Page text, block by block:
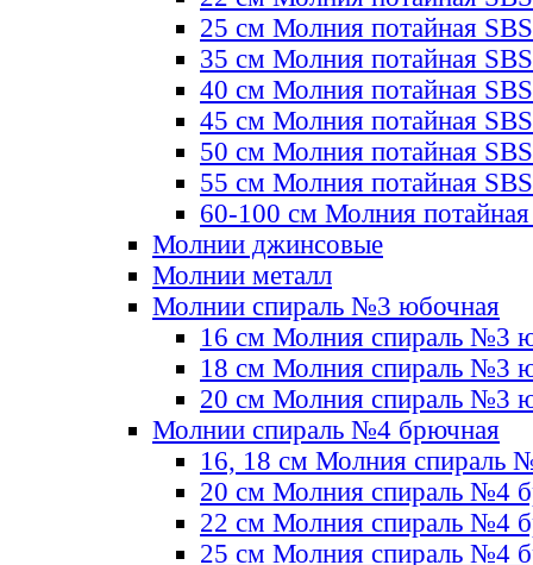
25 см Молния потайная SBS
35 см Молния потайная SBS
40 см Молния потайная SBS
45 см Молния потайная SBS
50 см Молния потайная SBS
55 см Молния потайная SBS
60-100 см Молния
Молнии джинсовые
Молнии металл
Молнии спираль №3 юбочная
16 см Молния спираль №3
18 см Молния спираль №3
20 см Молния спираль №3
Молнии спираль №4 брючная
16, 18 см Молния спираль
20 см Молния спираль №4
22 см Молния спираль №4
25 см Молния спираль №4